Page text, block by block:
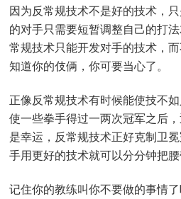
因为反常规技术不是好的技术，
的对手只需要短暂调整自己的打
常规技术只能开发对手的技术，
知道你的伎俩，你可要当心了。
正像反常规技术有时候能使技不
使一些拳手得过一两次冠军之后
是幸运，反常规技术正好克制卫
手用更好的技术就可以分分钟把
记住你的教练叫你不要做的事情